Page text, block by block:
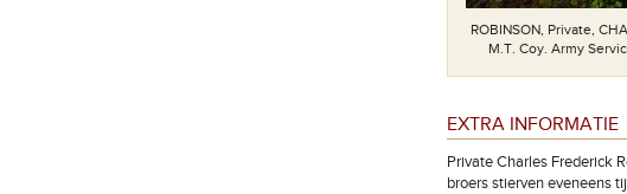
ROBINSON, Private,
M.T. Coy. Army
EXTRA INFORMATIE
Private Charles Frederick
broers stierven eveneens